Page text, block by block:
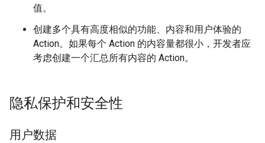
值。
创建多个具有高度相似的功能、内容和用户体验的
Action。如果每个 Action 的内容量都很小，开发者应
考虑创建一个汇总所有内容的 Action。
隐私保护和安全性
用户数据